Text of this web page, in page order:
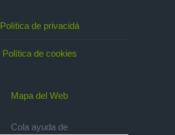
Política de privacidá
Política de cookies
Mapa del Web
Cola ayuda de